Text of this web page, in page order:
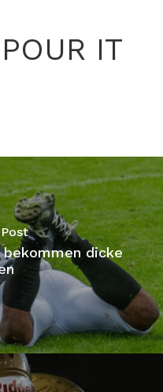
IT
dicke